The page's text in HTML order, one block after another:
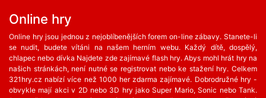
Online hry
Online hry jsou jednou z nejoblíbenějších forem on-line zábavy. Stanete-li
se nudit, budete vítáni na našem herním webu. Každý dítě, dospělý,
chlapec nebo dívka Najdete zde zajímavé flash hry. Abys mohl hrát hry na
našich stránkách, není nutné se registrovat nebo ke stažení hry. Celkem
321hry.cz nabízí více než 1000 her zdarma zajímavé. Dobrodružné hry -
obvykle mají akci v 2D nebo 3D hry jako Super Mario, Sonic nebo Tank.